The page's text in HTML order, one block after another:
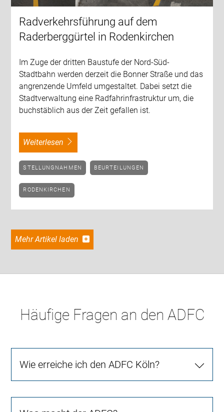
Radverkehrsführung auf dem
Raderberggürtel in Rodenkirchen
Im Zuge der dritten Baustufe der Nord-Süd-
Stadtbahn werden derzeit die Bonner Straße und das
angrenzende Umfeld umgestaltet. Dabei setzt die
Stadtverwaltung eine Radfahrinfrastruktur um, die
buchstäblich aus der Zeit gefallen ist.
weiterlesen
STELLUNGNAHMEN BEURTEILUNGEN
RODENKIRCHEN
Mehr Artikel laden
Häufige Fragen an den ADFC
Wie erreiche ich den ADFC Köln?